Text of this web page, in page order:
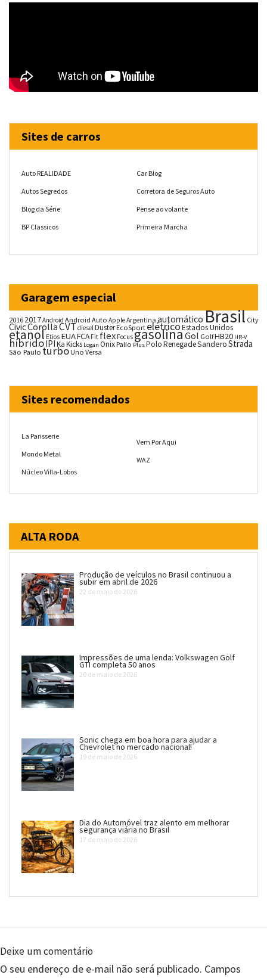
Sites de carros
Auto REALIDADE
Autos Segredos
Blog da Série
BP Classicos
Car Blog
Corretora de Seguros Auto
Pense ao volante
Primeira Marcha
Garagem especial
20162017Android Android Auto AppleArgentina automáticoBrasil City
CivicCorollaCVTdieselDusterEcoSportelétricoEstados Unidos
etanol Etios EUAFCA Fit flex FocusgasolinaGol GolfHB20 HR-V
híbridoIPIKaKicks Logan OnixPalio PlusPoloRenegadeSanderoStrada
São Paulo turboUno Versa
Sites recomendados
La Parisserie
Mondo Metal
Núcleo Villa-Lobos
Vem Por Aqui
WAZ
ALTA RODA
Produção de veículos no Brasil continuou a
subir em abril de 2026
22 de maio de 2026
Impressões de uma lenda: Volkswagen Golf
GTI completa 50 anos
20 de maio de 2026
Sonic chega em boa hora para ajudar a
Chevrolet no mercado nacional!
19 de maio de 2026
Dia do Automóvel traz alento em melhorar
segurança viária no Brasil
17 de maio de 2026
Deixe um comentário
O seu endereço de e-mail não será publicado. Campos